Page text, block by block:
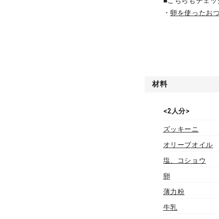
・ 卵を使ったお
材料
<2人分>
ズッキーニ
オリーブオイル
塩、コショウ
卵
薄力粉
牛乳